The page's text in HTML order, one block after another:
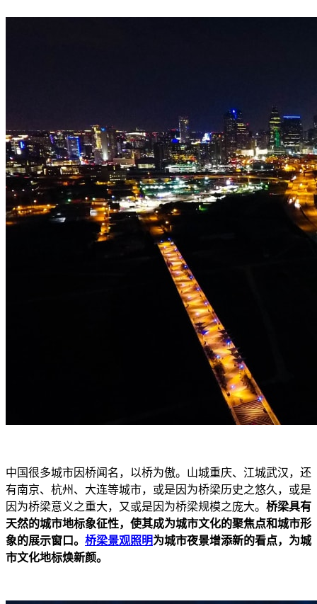
中国很多城市因桥闻名，以桥为傲。山城重庆、江城武汉，还
有南京、杭州、大连等城市，或是因为桥梁历史之悠久，或是
因为桥梁意义之重大，又或是因为桥梁规模之庞大。 桥梁具有
天然的城市地标象征性，使其成为城市文化的聚焦点和城市形
象的展示窗口。 桥梁景观照明为城市夜景增添新的看点， 为城
市文化地标焕新颜。